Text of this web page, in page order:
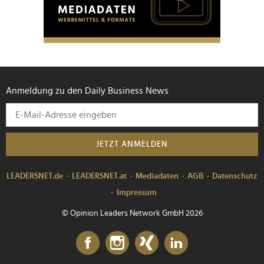
personalisieren, Funktionen für soziale Medien anbieten
zu können und die Zugriffe auf unsere Website zu
analysieren. Außerdem geben wir Informationen zu Ihrer
soziale Medien, Werbung und Analysen weiter. Unsere
weiteren Daten zusammen, die Sie ihnen bereitgestellt
haben oder die sie im Rahmen Ihrer Nutzung der Dienste
gesammelt haben.
Anmeldung zu den Daily Business News
JETZT ANMELDEN
LEADERSNET.de LEADERSNET.at Mediadaten AGB
Datenschutz
Impressum
© Opinion Leaders Network GmbH 2026